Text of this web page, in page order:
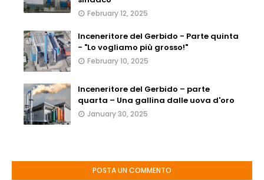
February 12, 2025
Inceneritore del Gerbido - Parte quinta
- "Lo vogliamo più grosso!"
February 10, 2025
Inceneritore del Gerbido – parte
quarta – Una gallina dalle uova d'oro
January 30, 2025
POSTA UN COMMENTO